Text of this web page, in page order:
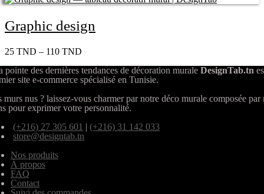
Graphic design
25 TND – 110 TND
pointe des dernières tendances de décoration murale DesignTab.tn
site e-commerce spécialisé en Tunisie.
murs nus ? laissez-vous charmer par notre déco murale composée par
pour exprimer votre personnalité.
(+216) 27 305 601 | (+216) 31 142 033
store@designtab.tn
Nos produits
À propos
FAQ
Contact